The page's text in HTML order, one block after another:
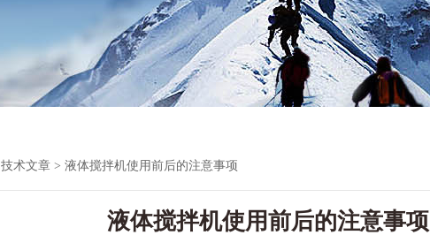
技术文章 > 液体搅拌机使用前后的注意事项
液体搅拌机使用前后的注意事项